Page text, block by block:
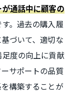
通話中に顧客の
す。過去の購入履
づいて、適切な
度の向上に貢献
サポートの品質
構築することが